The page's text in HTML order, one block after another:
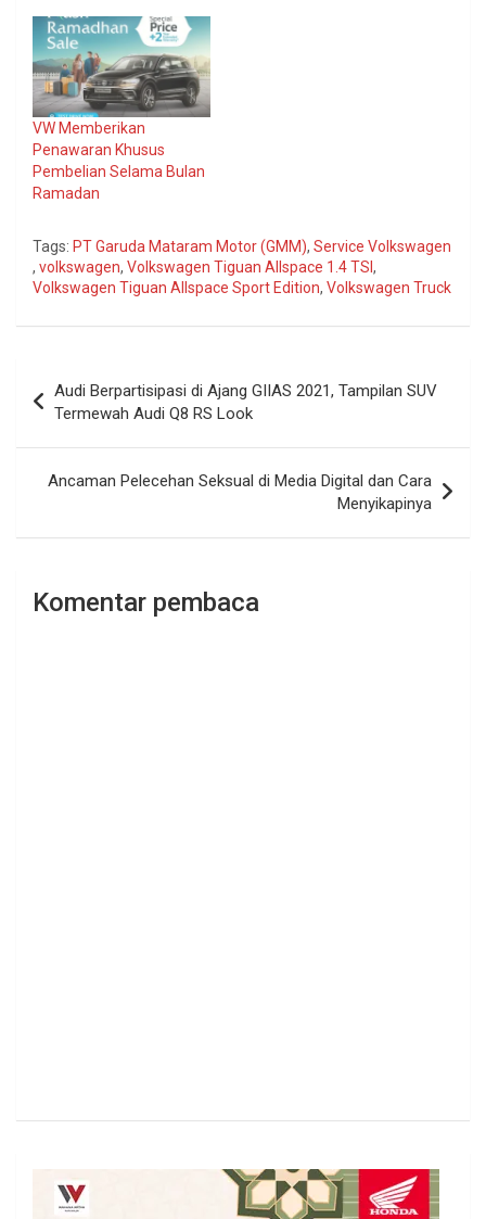
VW Memberikan
Penawaran Khusus
Pembelian Selama Bulan
Ramadan
Tags: PT Garuda Mataram Motor (GMM), Service Volkswagen
, volkswagen, Volkswagen Tiguan Allspace 1.4 TSI ,
Volkswagen Tiguan Allspace Sport Edition, Volkswagen Truck
pos
Audi Berpartisipasi di Ajang GIIAS 2021, Tampilan SUV
Termewah Audi Q8 RS Look
Ancaman Pelecehan Seksual di Media Digital dan Cara
Menyikapinya
Komentar pembaca